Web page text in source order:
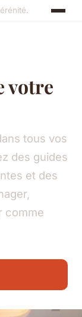
votre
tous vos
des guides
et des
comme